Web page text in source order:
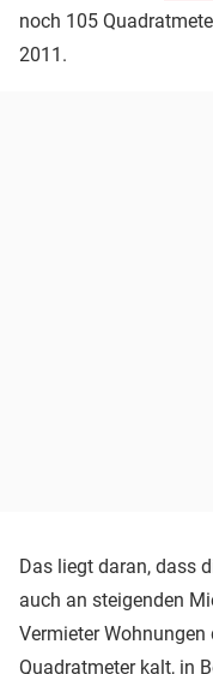
noch 105
2011.
Das liegt daran, dass
auch an steigenden
Vermieter
Quadratmeter kalt, in